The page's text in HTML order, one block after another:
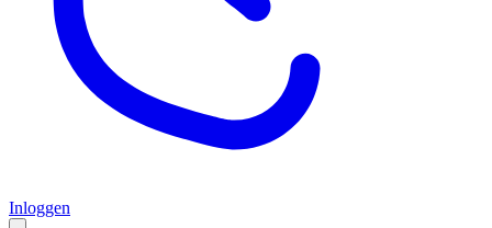
Inloggen